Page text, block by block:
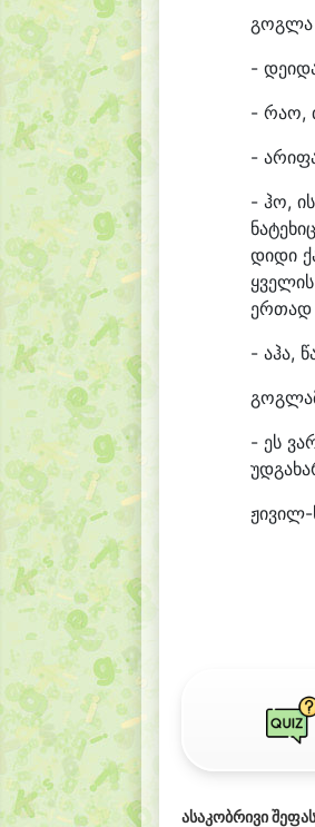
გოგლა
-
- რაო,
-
- ჰო,
დიდი
ერთად
- აჰა,
- ეს
ჟივილ-
ასაკობრივი